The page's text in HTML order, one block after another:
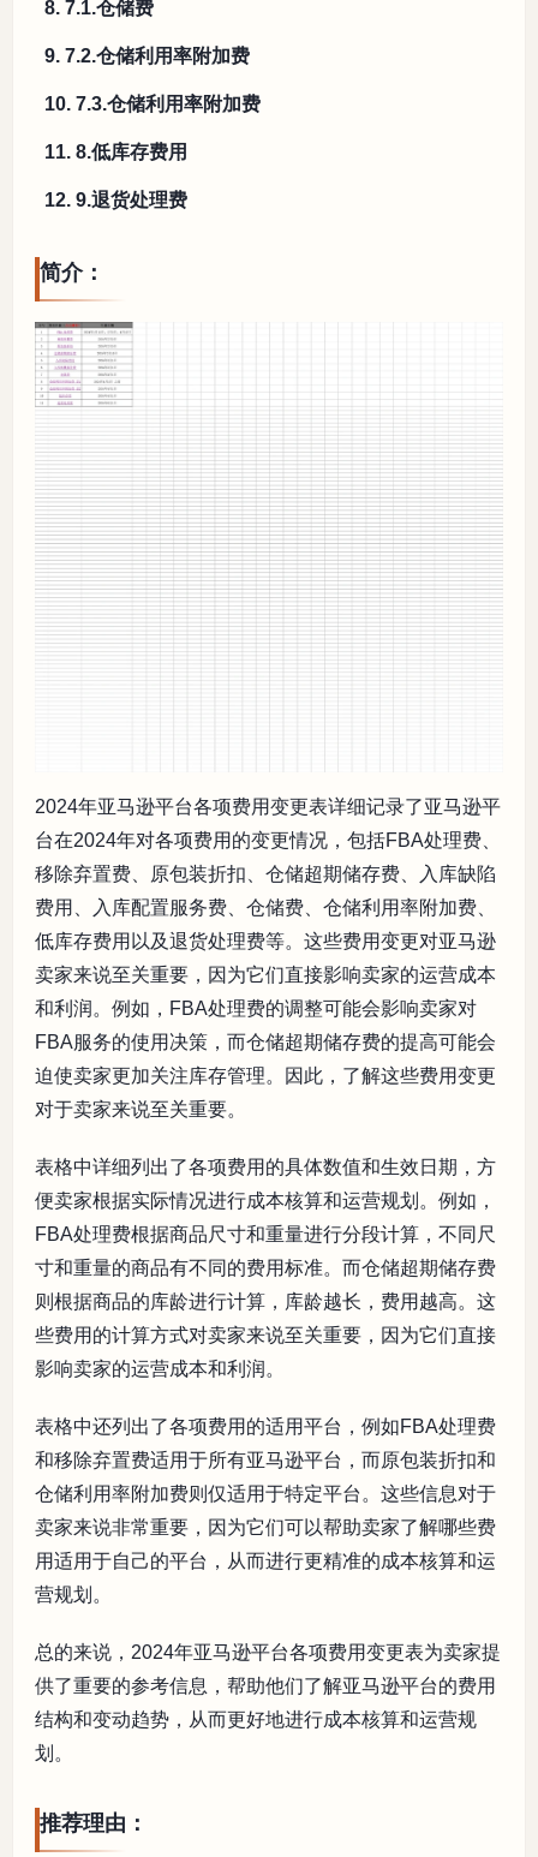
8. 7.1.仓储费
9. 7.2.仓储利用率附加费
10. 7.3.仓储利用率附加费
11. 8.低库存费用
12. 9.退货处理费
简介：
2024年亚马逊平台各项费用变更表详细记录了亚马逊平
台在2024年对各项费用的变更情况，包括FBA处理费、
移除弃置费、原包装折扣、仓储超期储存费、入库缺陷
费用、入库配置服务费、仓储费、仓储利用率附加费、
低库存费用以及退货处理费等。这些费用变更对亚马逊
卖家来说至关重要，因为它们直接影响卖家的运营成本
和利润。例如，FBA处理费的调整可能会影响卖家对
FBA服务的使用决策，而仓储超期储存费的提高可能会
迫使卖家更加关注库存管理。因此，了解这些费用变更
对于卖家来说至关重要。
表格中详细列出了各项费用的具体数值和生效日期，方
便卖家根据实际情况进行成本核算和运营规划。例如，
FBA处理费根据商品尺寸和重量进行分段计算，不同尺
寸和重量的商品有不同的费用标准。而仓储超期储存费
则根据商品的库龄进行计算，库龄越长，费用越高。这
些费用的计算方式对卖家来说至关重要，因为它们直接
影响卖家的运营成本和利润。
表格中还列出了各项费用的适用平台，例如FBA处理费
和移除弃置费适用于所有亚马逊平台，而原包装折扣和
仓储利用率附加费则仅适用于特定平台。这些信息对于
卖家来说非常重要，因为它们可以帮助卖家了解哪些费
用适用于自己的平台，从而进行更精准的成本核算和运
营规划。
总的来说，2024年亚马逊平台各项费用变更表为卖家提
供了重要的参考信息，帮助他们了解亚马逊平台的费用
结构和变动趋势，从而更好地进行成本核算和运营规
划。
推荐理由：